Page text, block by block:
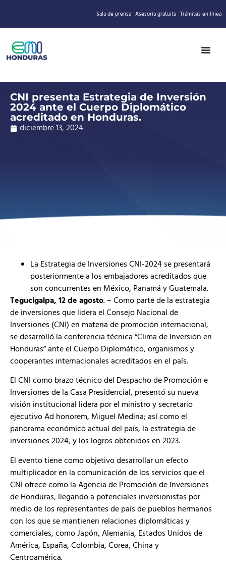
Sala de prensa Asesoría gratuita Trámites en línea
CNI presenta Estrategia de Inversión
2024 ante el Cuerpo Diplomático
acreditado en Honduras.
diciembre 13, 2024
La Estrategia de Inversiones CNI-2024 se presentará
posteriormente a los embajadores acreditados que
son concurrentes en México, Panamá y Guatemala.
Tegucigalpa, 12 de agosto. – Como parte de la estrategia
de inversiones que lidera el Consejo Nacional de
Inversiones (CNI) en materia de promoción internacional,
se desarrolló la conferencia técnica “Clima de Inversión en
Honduras” ante el Cuerpo Diplomático, organismos y
cooperantes internacionales acreditados en el país.
El CNI como brazo técnico del Despacho de Promoción e
Inversiones de la Casa Presidencial, presentó su nueva
visión institucional lidera por el ministro y secretario
ejecutivo Ad honorem, Miguel Medina; así como el
panorama económico actual del país, la estrategia de
inversiones 2024, y los logros obtenidos en 2023.
El evento tiene como objetivo desarrollar un efecto
multiplicador en la comunicación de los servicios que el
CNI ofrece como la Agencia de Promoción de Inversiones
de Honduras, llegando a potenciales inversionistas por
medio de los representantes de país de pueblos hermanos
con los que se mantienen relaciones diplomáticas y
comerciales, como Japón, Alemania, Estados Unidos de
América, España, Colombia, Corea, China y
Centroamérica.